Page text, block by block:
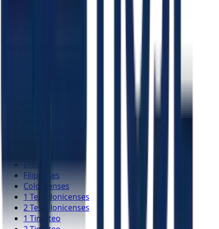
Efésios
Filipenses
Colossenses
1 Tessalonicenses
2 Tessalonicenses
1 Timóteo